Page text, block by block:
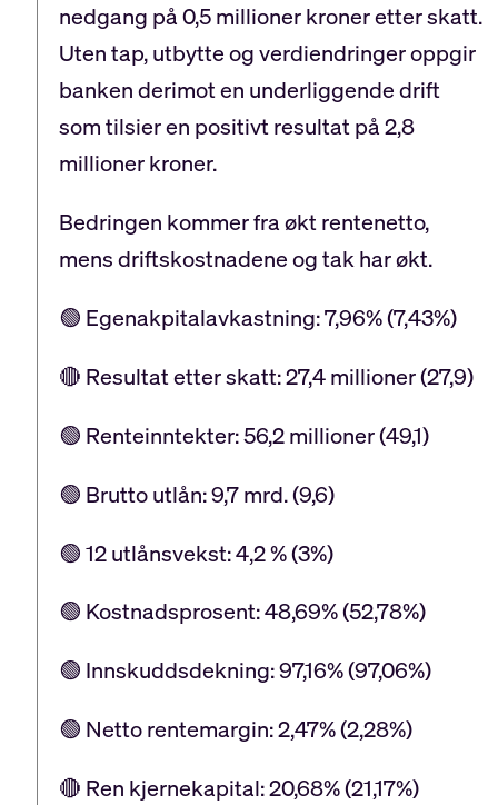
nedgang på 0,5 millioner kroner etter skatt.
Uten tap, utbytte og verdiendringer oppgir
banken derimot en underliggende drift
som tilsier en positivt resultat på 2,8
millioner kroner.
Bedringen kommer fra økt rentenetto,
mens driftskostnadene og tak har økt.
🟢 Egenakpitalavkastning: 7,96% (7,43%)
🔴 Resultat etter skatt: 27,4 millioner (27,9)
🟢 Renteinntekter: 56,2 millioner (49,1)
🟢 Brutto utlån: 9,7 mrd. (9,6)
🟢 12 utlånsvekst: 4,2 % (3%)
🟢 Kostnadsprosent: 48,69% (52,78%)
🟢 Innskuddsdekning: 97,16% (97,06%)
🟢 Netto rentemargin: 2,47% (2,28%)
🔴 Ren kjernekapital: 20,68% (21,17%)